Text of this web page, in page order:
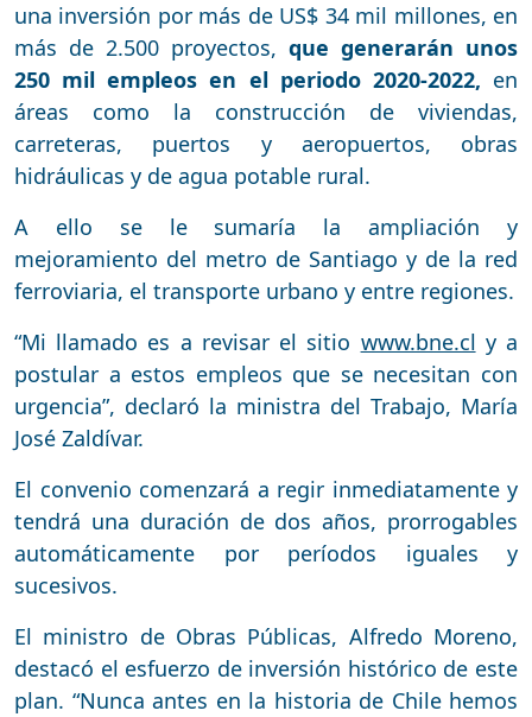
una inversión por más de US$ 34 mil millones, en
más de 2.500 proyectos, que generarán unos
250 mil empleos en el periodo 2020-2022, en
áreas como la construcción de viviendas,
carreteras, puertos y aeropuertos, obras
hidráulicas y de agua potable rural.
A ello se le sumaría la ampliación y
mejoramiento del metro de Santiago y de la red
ferroviaria, el transporte urbano y entre regiones.
“Mi llamado es a revisar el sitio www.bne.cl y a
postular a estos empleos que se necesitan con
urgencia”, declaró la ministra del Trabajo, María
José Zaldívar.
El convenio comenzará a regir inmediatamente y
tendrá una duración de dos años, prorrogables
automáticamente por períodos iguales y
sucesivos.
El ministro de Obras Públicas, Alfredo Moreno,
destacó el esfuerzo de inversión histórico de este
plan. “Nunca antes en la historia de Chile hemos